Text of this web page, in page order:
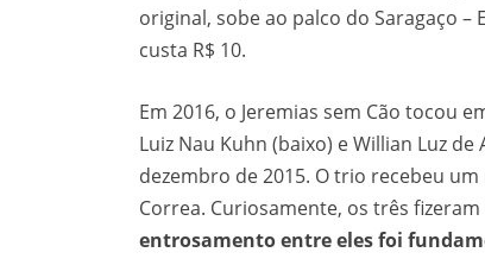
original, sobe ao palco do Saragaço
custa R$ 10.
Em 2016, o Jeremias sem Cão tocou
Luiz Nau Kuhn (baixo) e Willian Luz
dezembro de 2015. O trio recebeu
Correa. Curiosamente, os três
entrosamento entre eles foi